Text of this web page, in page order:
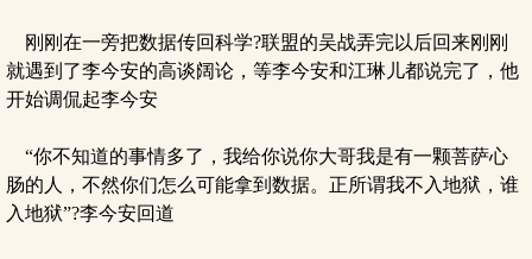
刚刚在一旁把数据传回科学?联盟的吴战弄完以后回来刚刚
就遇到了李今安的高谈阔论，等李今安和江琳儿都说完了，他
开始调侃起李今安
“你不知道的事情多了，我给你说你大哥我是有一颗菩萨心
肠的人，不然你们怎么可能拿到数据。正所谓我不入地狱，谁
入地狱”?李今安回道